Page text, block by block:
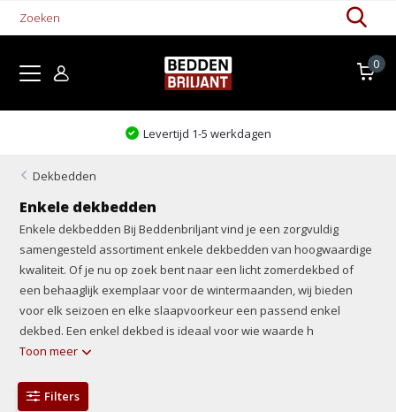
0
Levertijd 1-5 werkdagen
Dekbedden
Enkele dekbedden
Enkele dekbedden Bij Beddenbriljant vind je een zorgvuldig
samengesteld assortiment enkele dekbedden van hoogwaardige
kwaliteit. Of je nu op zoek bent naar een licht zomerdekbed of
een behaaglijk exemplaar voor de wintermaanden, wij bieden
voor elk seizoen en elke slaapvoorkeur een passend enkel
dekbed. Een enkel dekbed is ideaal voor wie waarde h
Toon meer
Filters